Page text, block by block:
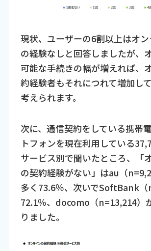
現状、ユーザーの6割以上はオ
の経験なしと回答しましたが、
可能な手続きの幅が増えれば、
約経験者もそれにつれて増加し
考えられます。
次に、通信契約をしている携帯
トフォンを現在利用している
サービス別で聞いたところ、「
の契約経験がない」はau（
多く73.6％、次いでSoftBank
72.1％、docomo（n=13,214）
りました。